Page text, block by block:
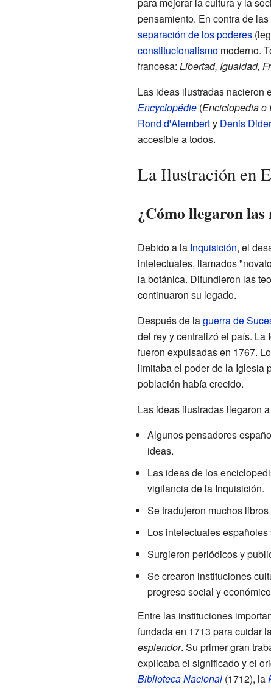
pensamiento. En contra de
separación de los poderes
constitucionalismomoderno.
francesa: Libertad, Igualdad,
Las ideas ilustradas nacieron
Encyclopédie(Enciclopedia o
Rond d'Alemberty Denis
accesible a todos.
La Ilustración en
¿Cómo llegaron las
Debido a la Inquisición, el
intelectuales, llamados
la botánica. Difundieron las
continuaron su legado.
Después de laguerra de
del rey y centralizó el país.
fueron expulsadas en 1767.
limitaba el poder de la Iglesia
población había crecido.
Las ideas ilustradas llegaron
Algunos pensadores
ideas.
Las ideas de los
vigilancia de la Inquisición.
Se tradujeron muchos
Los intelectuales
Surgieron periódicos y
Se crearon instituciones
progreso social y
Entre las instituciones
fundada en 1713 para cuidar
esplendor. Su primer gran
explicaba el significado y el
Biblioteca Nacional(1712), la